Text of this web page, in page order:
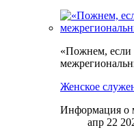
«Пожнем, если
Женское
Информация о
апр 22